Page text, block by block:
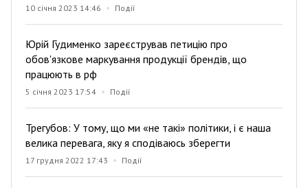
10 січня 2023 14:46 Події
Юрій Гудименко зареєстрував петицію про
обов'язкове маркування продукції брендів, що
працюють в рф
5 січня 2023 17:54 Події
Трегубов: У тому, що ми «не такі» політики, і є наша
велика перевага, яку я сподіваюсь зберегти
17 грудня 2022 17:43 Події